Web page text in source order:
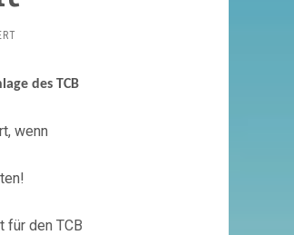
AM
UM
UHR
des TCB
wenn
für den TCB